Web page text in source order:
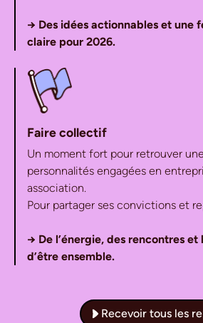
→ Des idées actionnables et une
claire pour 2026.
Faire collectif
Un moment fort pour retrouver
personnalités engagées en
association.
Pour partager ses convictions et
→ De l’énergie, des rencontres et
d’être ensemble.
Recevoir tous les